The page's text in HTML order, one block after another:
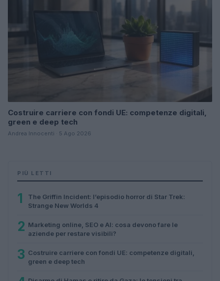
Costruire carriere con fondi UE: competenze digitali,
green e deep tech
Andrea Innocenti · 5 Ago 2026
PIÙ LETTI
1
The Griffin Incident: l’episodio horror di Star Trek:
Strange New Worlds 4
2 Marketing online, SEO e AI: cosa devono fare le
aziende per restare visibili?
3 Costruire carriere con fondi UE: competenze digitali,
green e deep tech